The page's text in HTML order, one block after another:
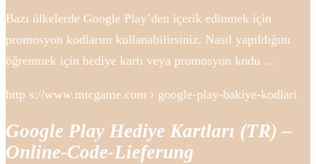
Bazı ülkelerde Google Play’den içerik edinmek için
promosyon kodlarını kullanabilirsiniz. Nasıl yapıldığını
öğrenmek için hediye kartı veya promosyon kodu …
http s://www.mtcgame.com › google-play-bakiye-kodlari
Google Play Hediye Kartları (TR) –
Online-Code-Lieferung